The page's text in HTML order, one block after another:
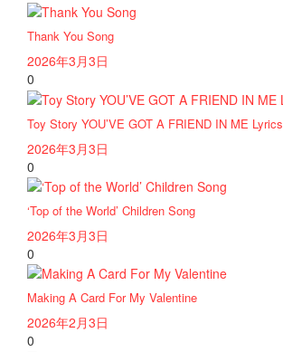
Thank You Song
2026年3月3日
0
Toy Story YOU’VE GOT A FRIEND IN ME Lyrics
2026年3月3日
0
‘Top of the World’ Children Song
2026年3月3日
0
Making A Card For My Valentine
2026年2月3日
0